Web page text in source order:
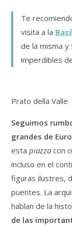
Te
visita a la
de la misma y
imperdibles
Prato della Valle
Seguimos
grandes de
estapiazza con
incluso en el
figuras ilustres,
puentes. La
hablan de la
de las